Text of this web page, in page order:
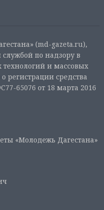
(md-gazeta.ru),
по надзору в
и массовых
регистрации средства
65076 от 18 марта 2016
«Молодежь Дагестана»